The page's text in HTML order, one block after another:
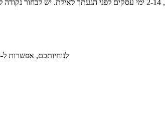
לנוחיותכם, אפשרות ל-36 תשלומים ללא תפיסת מסגרת אשראי תמורת תשלום ריבית שנתית